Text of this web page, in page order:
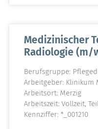
Medizinischer
Radiologie (m/
Berufsgruppe:
Arbeitgeber: Klinikum
Arbeitsort: Merzig
Arbeitszeit: Vollzeit,
Kennziffer: *_001210